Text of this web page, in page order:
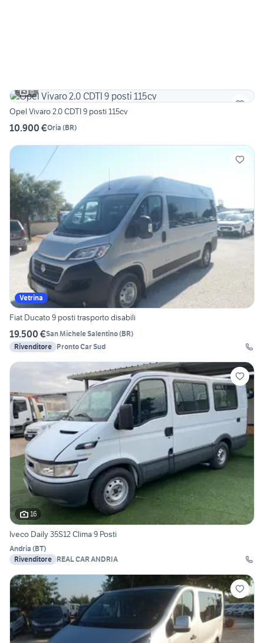
6
Opel Vivaro 2.0 CDTI 9 posti 115cv
10.900 €Oria (BR)
Vetrina
Fiat Ducato 9 posti trasporto disabili
19.500 €San Michele Salentino(BR)
Rivenditore Pronto Car Sud
16
Iveco Daily 35S12 Clima 9 Posti
Andria (BT)
Rivenditore REAL CAR ANDRIA